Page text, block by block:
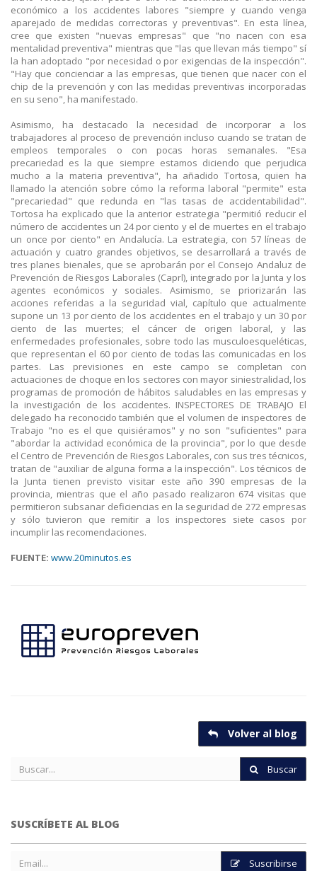
económico a los accidentes labores "siempre y cuando venga
aparejado de medidas correctoras y preventivas". En esta línea,
cree que existen "nuevas empresas" que "no nacen con esa
mentalidad preventiva" mientras que "las que llevan más tiempo" sí
la han adoptado "por necesidad o por exigencias de la inspección".
"Hay que concienciar a las empresas, que tienen que nacer con el
chip de la prevención y con las medidas preventivas incorporadas
en su seno", ha manifestado.
Asimismo, ha destacado la necesidad de incorporar a los
trabajadores al proceso de prevención incluso cuando se tratan de
empleos temporales o con pocas horas semanales. "Esa
precariedad es la que siempre estamos diciendo que perjudica
mucho a la materia preventiva", ha añadido Tortosa, quien ha
llamado la atención sobre cómo la reforma laboral "permite" esta
"precariedad" que redunda en "las tasas de accidentabilidad".
Tortosa ha explicado que la anterior estrategia "permitió reducir el
número de accidentes un 24 por ciento y el de muertes en el trabajo
un once por ciento" en Andalucía. La estrategia, con 57 líneas de
actuación y cuatro grandes objetivos, se desarrollará a través de
tres planes bienales, que se aprobarán por el Consejo Andaluz de
Prevención de Riesgos Laborales (Caprl), integrado por la Junta y los
agentes económicos y sociales. Asimismo, se priorizarán las
acciones referidas a la seguridad vial, capítulo que actualmente
supone un 13 por ciento de los accidentes en el trabajo y un 30 por
ciento de las muertes; el cáncer de origen laboral, y las
enfermedades profesionales, sobre todo las musculoesqueléticas,
que representan el 60 por ciento de todas las comunicadas en los
partes. Las previsiones en este campo se completan con
actuaciones de choque en los sectores con mayor siniestralidad, los
programas de promoción de hábitos saludables en las empresas y
la investigación de los accidentes. INSPECTORES DE TRABAJO El
delegado ha reconocido también que el volumen de inspectores de
Trabajo "no es el que quisiéramos" y no son "suficientes" para
"abordar la actividad económica de la provincia", por lo que desde
el Centro de Prevención de Riesgos Laborales, con sus tres técnicos,
tratan de "auxiliar de alguna forma a la inspección". Los técnicos de
la Junta tienen previsto visitar este año 390 empresas de la
provincia, mientras que el año pasado realizaron 674 visitas que
permitieron subsanar deficiencias en la seguridad de 272 empresas
y sólo tuvieron que remitir a los inspectores siete casos por
incumplir las recomendaciones.
FUENTE: www.20minutos.es
Volver al blog
Buscar
SUSCRÍBETE AL BLOG
Suscribirse